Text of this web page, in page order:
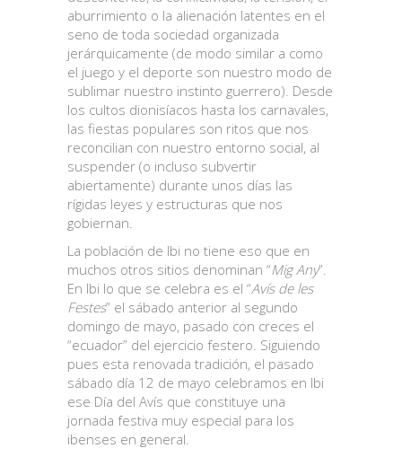
aburrimiento o la alienación latentes en el
seno de toda sociedad organizada
jerárquicamente (de modo similar a como
el juego y el deporte son nuestro modo de
sublimar nuestro instinto guerrero). Desde
los cultos dionisíacos hasta los carnavales,
las fiestas populares son ritos que nos
reconcilian con nuestro entorno social, al
suspender (o incluso subvertir
abiertamente) durante unos días las
rígidas leyes y estructuras que nos
gobiernan.
La población de Ibi no tiene eso que en
muchos otros sitios denominan “Mig Any”.
En Ibi lo que se celebra es el “Avís de les
Festes” el sábado anterior al segundo
domingo de mayo, pasado con creces el
“ecuador” del ejercicio festero. Siguiendo
pues esta renovada tradición, el pasado
sábado día 12 de mayo celebramos en Ibi
ese Día del Avís que constituye una
jornada festiva muy especial para los
ibenses en general.